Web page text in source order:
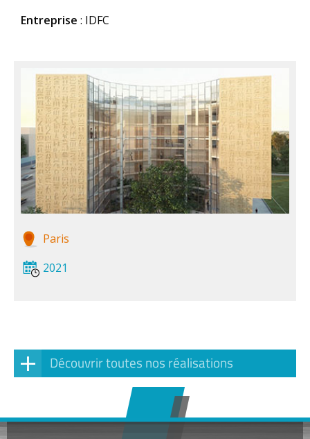
Entreprise : IDFC
Paris
2021
Découvrir toutes nos réalisations